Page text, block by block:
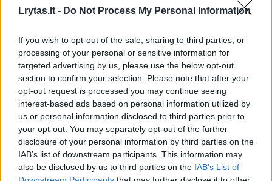
Lrytas.lt - Do Not Process My Personal Information
If you wish to opt-out of the sale, sharing to third parties, or
processing of your personal or sensitive information for
targeted advertising by us, please use the below opt-out
section to confirm your selection. Please note that after your
opt-out request is processed you may continue seeing
interest-based ads based on personal information utilized by
us or personal information disclosed to third parties prior to
your opt-out. You may separately opt-out of the further
disclosure of your personal information by third parties on the
IAB’s list of downstream participants. This information may
also be disclosed by us to third parties on the IAB’s List of
Visi įrašai
Žiūrimiausi įrašai
00:00:30
Vaizdai iš tragiškos avarijos Vilniaus r.: dviejų moterų ir
vaiko gyvybių išgelbėti nepavyko
Žinios Lietuvos diena